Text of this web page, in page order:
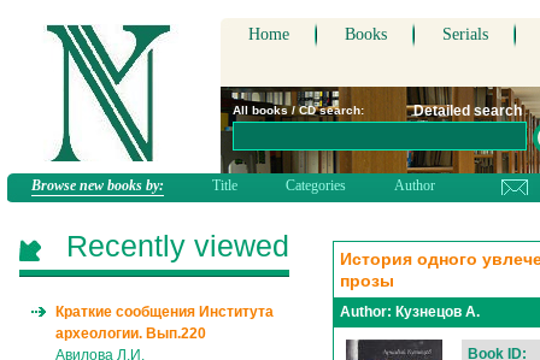
Home Books Serials
All books / CD search: Detailed search
Browse new books by: Title Categories Author
История одного
прозы
Author: Кузнецов А.
Book ID:
Recently viewed
Краткие сообщения Института
археологии. Вып.220
Авилова Л.И.